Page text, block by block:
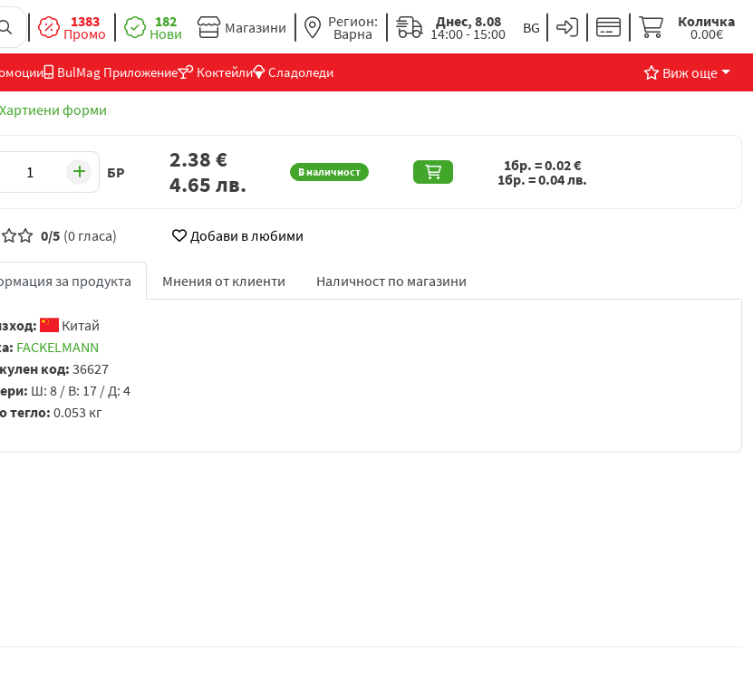
1383
Промо
182
Нови Магазини Регион:
Варна
Днес, 8.08
14:00 - 15:00
Количка
0.00€
BulMag Приложение Коктейли Сладоледи Виж още
Хартиени форми
БР В наличност
2.38€
4.65лв.
1бр. =0.02€
1бр. =0.04лв.
0/5 (0 гласа) Добави в любими
за продукта Мнения от клиенти Наличност по магазини
Китай
FACKELMANN
код: 36627
Ш: 8 / В: 17 / Д: 4
тегло: 0.053 кг